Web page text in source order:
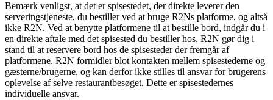
Bemærk venligst, at det er spisestedet, der direkte leverer den
serveringstjeneste, du bestiller ved at bruge R2Ns platforme, og altså
ikke R2N. Ved at benytte platformene til at bestille bord, indgår du i
en direkte aftale med det spisested du bestiller hos. R2N gør dig i
stand til at reservere bord hos de spisesteder der fremgår af
platformene. R2N formidler blot kontakten mellem spisestederne og
gæsterne/brugerne, og kan derfor ikke stilles til ansvar for brugerens
oplevelse af selve restaurantbesøget. Dette er spisestedernes
individuelle ansvar.